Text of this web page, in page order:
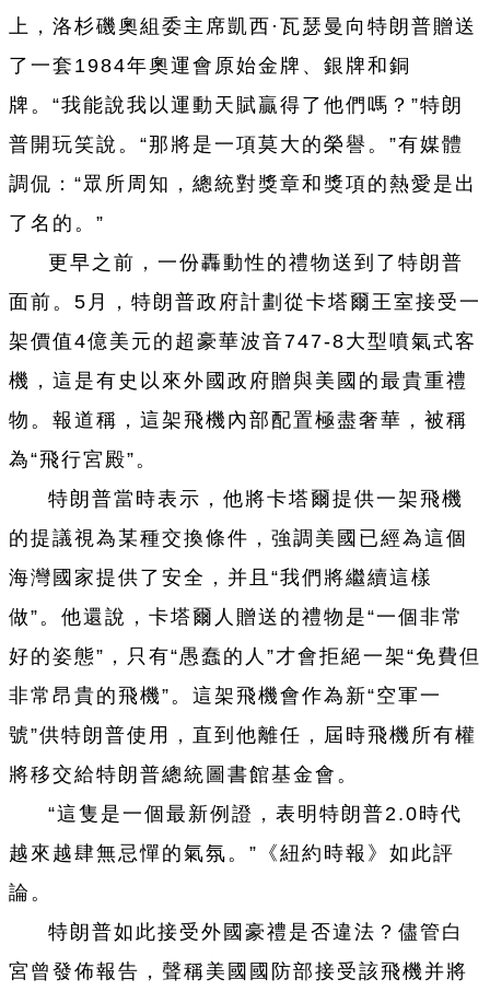
上，洛杉磯奧組委主席凱西·瓦瑟曼向特朗普贈送
了一套1984年奧運會原始金牌、銀牌和銅
牌。“我能說我以運動天賦贏得了他們嗎？”特朗
普開玩笑說。“那將是一項莫大的榮譽。”有媒體
調侃：“眾所周知，總統對獎章和獎項的熱愛是出
了名的。”
更早之前，一份轟動性的禮物送到了特朗普
面前。5月，特朗普政府計劃從卡塔爾王室接受一
架價值4億美元的超豪華波音747-8大型噴氣式客
機，這是有史以來外國政府贈與美國的最貴重禮
物。報道稱，這架飛機內部配置極盡奢華，被稱
為“飛行宮殿”。
特朗普當時表示，他將卡塔爾提供一架飛機
的提議視為某種交換條件，強調美國已經為這個
海灣國家提供了安全，并且“我們將繼續這樣
做”。他還說，卡塔爾人贈送的禮物是“一個非常
好的姿態”，只有“愚蠢的人”才會拒絕一架“免費但
非常昂貴的飛機”。這架飛機會作為新“空軍一
號”供特朗普使用，直到他離任，屆時飛機所有權
將移交給特朗普總統圖書館基金會。
“這隻是一個最新例證，表明特朗普2.0時代
越來越肆無忌憚的氣氛。”《紐約時報》如此評
論。
特朗普如此接受外國豪禮是否違法？儘管白
宮曾發佈報告，聲稱美國國防部接受該飛機并將